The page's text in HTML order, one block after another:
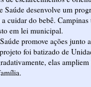
desenvolve um
cuidar do bebê.
em lei municipal.
promove ações junto
foi batizado de
elas